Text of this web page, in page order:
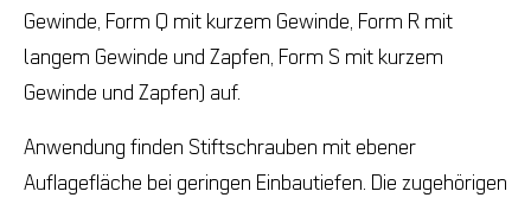
Gewinde, Form Q mit kurzem Gewinde, Form R mit
langem Gewinde und Zapfen, Form S mit kurzem
Gewinde und Zapfen) auf.
Anwendung finden Stiftschrauben mit ebener
Auflagefläche bei geringen Einbautiefen. Die zugehörigen